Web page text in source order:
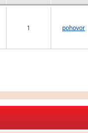
1 pohovor